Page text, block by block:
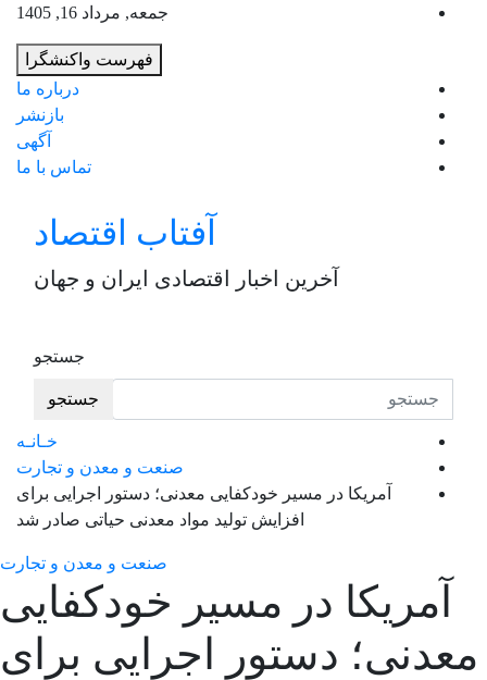
جمعه, مرداد 16, 1405
فهرست واکنشگرا
درباره ما
بازنشر
آگهی
تماس با ما
آفتاب اقتصاد
آخرین اخبار اقتصادی ایران و جهان
جستجو
جستجو
خـانـه
صنعت و معدن و تجارت
آمریکا در مسیر خودکفایی معدنی؛ دستور اجرایی برای
افزایش تولید مواد معدنی حیاتی صادر شد
صنعت و معدن و تجارت
آمریکا در مسیر خودکفایی
دستور اجرایی برای